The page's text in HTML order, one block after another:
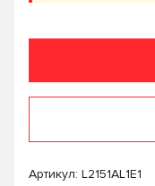
Артикул: L2151AL1E1